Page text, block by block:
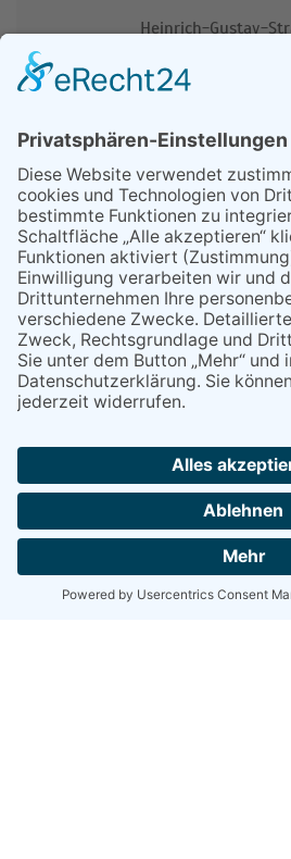
Heinrich-Gustav-
Mo-Fr. 8:00 - 18:00 Uhr
Sa.Abgabe von
bei voriger Terminabsprache
zulassungsdienst-
info@zulassungsdienst-